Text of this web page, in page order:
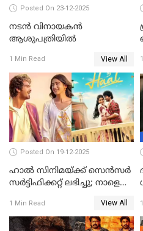
Posted On 23-12-2025
നടൻ വിനായകൻ
ആശുപത്രിയിൽ
1 Min Read View All
Posted On 19-12-2025
ഹാല്‍ സിനിമയ്ക്ക് സെന്‍സര്‍
സര്‍ട്ടിഫിക്കറ്റ് ലഭിച്ചു; നാളെ
1 Min Read View All